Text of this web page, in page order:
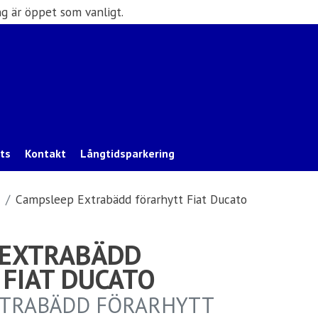
är öppet som vanligt.
Kontakt Långtidsparkering
Campsleep Extrabädd förarhytt Fiat Ducato
DUCATO
FÖRARHYTT